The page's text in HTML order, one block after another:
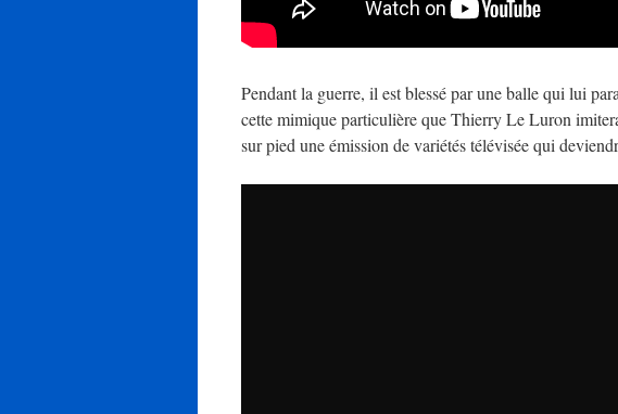
Pendant la guerre, il est blessé par une balle qui lui
cette mimique particulière que Thierry Le Luron
sur pied une émission de variétés télévisée qui